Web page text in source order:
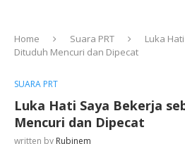
Home Suara PRT
Luka
Dituduh Mencuri dan Dipecat
SUARA PRT
Luka Hati Saya Bekerja
Mencuri dan Dipecat
written by Rubinem